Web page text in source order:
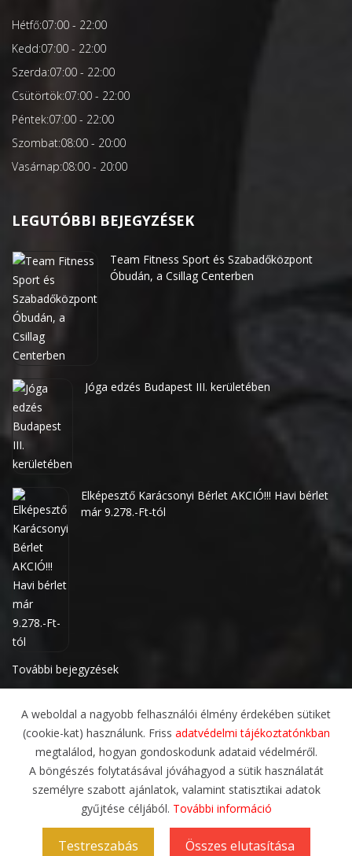
A weboldal a nagyobb felhasználói élmény érdekében sütiket
(cookie-kat) használunk. Friss adatvédelmi tájékoztatónkban
megtalálod, hogyan gondoskodunk adataid védelméről.
A böngészés folytatásával jóváhagyod a sütik használatát
személyre szabott ajánlatok, valamint statisztikai adatok
gyűjtése céljából. További információ
Testreszabás Összes elutasítása
Hétfő:07:00 - 22:00
Kedd:07:00 - 22:00
Szerda:07:00 - 22:00
Csütörtök:07:00 - 22:00
Péntek:07:00 - 22:00
Szombat:08:00 - 20:00
Vasárnap:08:00 - 20:00
LEGUTÓBBI BEJEGYZÉSEK
Team Fitness Sport és Szabadőközpont
Óbudán, a Csillag Centerben
Jóga edzés Budapest III. kerületében
Elképesztő Karácsonyi Bérlet AKCIÓ!!! Havi bérlet
már 9.278.-Ft-tól
További bejegyzések
ADATVÉDELMI IRÁNYELVEK
ÁLTALÁNOS SZERZŐDÉSI FELTÉTELEK
RÓLUNK